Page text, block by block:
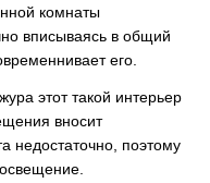
комнаты
вписываясь в общий
его.
этот такой интерьер
вносит
недостаточно, поэтому